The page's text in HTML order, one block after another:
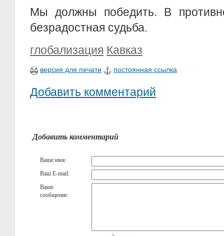
Мы должны победить. В
безрадостная судьба.
глобализация Кавказ
версия для печати постоянная ссылка
Добавить комментарий
Добавить комментарий
Ваше имя:
Ваш E-mail:
Ваше
сообщение: